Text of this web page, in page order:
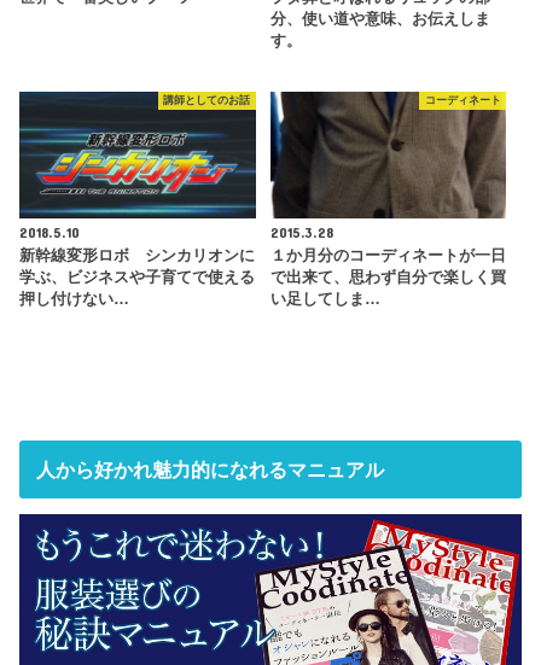
分、使い道や意味、お伝えしま
す。
講師としてのお話
2018.5.10
新幹線変形ロボ シンカリオンに
学ぶ、ビジネスや子育てで使える
押し付けない…
コーディネート
2015.3.28
１か月分のコーディネートが一日
で出来て、思わず自分で楽しく買
い足してしま…
人から好かれ魅力的になれるマニュアル